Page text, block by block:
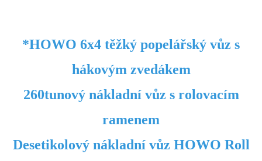
*HOWO 6x4 těžký popelářský vůz s
hákovým zvedákem
260tunový nákladní vůz s rolovacím
ramenem
Desetikolový nákladní vůz HOWO Roll